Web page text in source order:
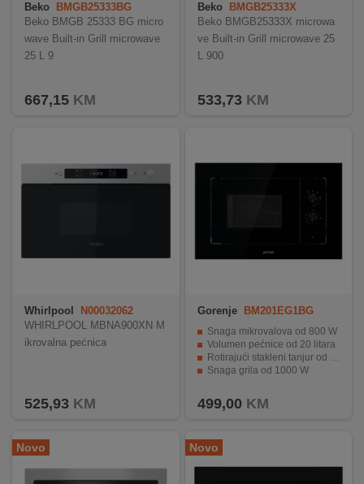
KONTAKT
KUPOVINA
KUPOVINA
OZNAKE
UČINKOVITOSTI
DIGITALIS
Beko
BMGB25333BG
Beko BMGB 25333 BG micro
wave Built-in Grill microwave
25 L 9
667,15 KM
Beko
BMGB25333X
Beko BMGB25333X microwa
ve Built-in Grill microwave 25
L 900
533,73KM
Whirlpool
N00032062
WHIRLPOOL MBNA900XN M
ikrovalna pećnica
525,93 KM
Gorenje BM201EG1BG
Snaga mikrovalova od 800 W
Volumen pećnice od 20 litara
Rotirajući stakleni tanjur od 24.5 cm
Snaga grila od 1000 W
499,00 KM
Novo Novo